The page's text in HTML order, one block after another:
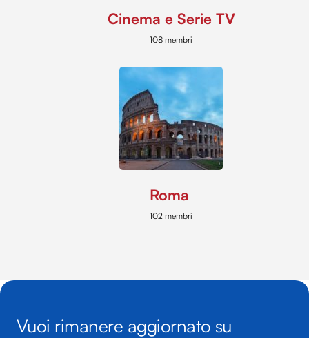
Cinema e Serie TV
108 membri
Roma
102 membri
Vuoi rimanere aggiornato su